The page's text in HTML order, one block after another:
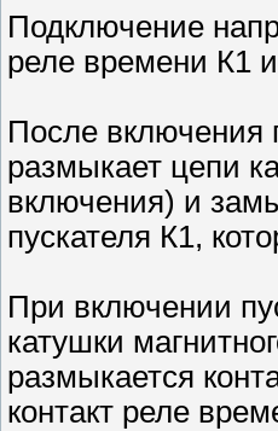
Подключение
реле времени К1
После включения
размыкает цепи
включения) и
пускателя К1,
При включении
катушки
размыкается
контакт реле